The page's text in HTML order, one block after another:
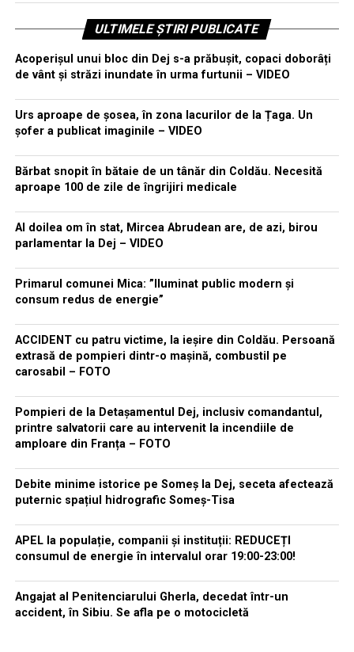
ULTIMELE ȘTIRI PUBLICATE
Acoperișul unui bloc din Dej s-a prăbușit, copaci doborâți
de vânt și străzi inundate în urma furtunii – VIDEO
Urs aproape de șosea, în zona lacurilor de la Țaga. Un
șofer a publicat imaginile – VIDEO
Bărbat snopit în bătaie de un tânăr din Coldău. Necesită
aproape 100 de zile de îngrijiri medicale
Al doilea om în stat, Mircea Abrudean are, de azi, birou
parlamentar la Dej – VIDEO
Primarul comunei Mica: ”Iluminat public modern și
consum redus de energie”
ACCIDENT cu patru victime, la ieșire din Coldău. Persoană
extrasă de pompieri dintr-o mașină, combustil pe
carosabil – FOTO
Pompieri de la Detașamentul Dej, inclusiv comandantul,
printre salvatorii care au intervenit la incendiile de
amploare din Franța – FOTO
Debite minime istorice pe Someș la Dej, seceta afectează
puternic spațiul hidrografic Someș-Tisa
APEL la populație, companii și instituții: REDUCEȚI
consumul de energie în intervalul orar 19:00-23:00!
Angajat al Penitenciarului Gherla, decedat într-un
accident, în Sibiu. Se afla pe o motocicletă